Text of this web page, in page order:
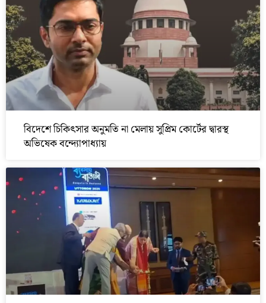
বিদেশে চিকিৎসার অনুমতি না মেলায় সুপ্রিম কোর্টের দ্বারস্থ
অভিষেক বন্দ্যোপাধ্যায়